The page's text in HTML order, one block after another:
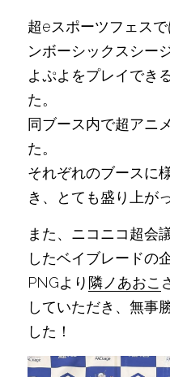
超eスポーツフェス
ンボーシックスシー
よぷよをプレイでき
た。
同ブース内で超アニ
た。
それぞれのブースに
き、とても盛り上が
また、ニコニコ超会
したベイブレードの
PNGより 隣ノあおこ
していただき、無事
した！